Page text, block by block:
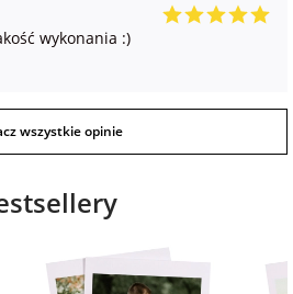
wykonania :)
wszystkie opinie